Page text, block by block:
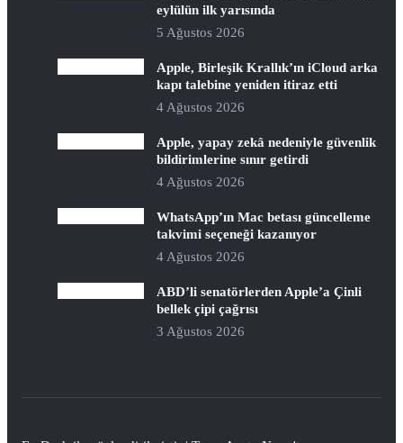
eylülün ilk yarısında
5 Ağustos 2026
Apple, Birleşik Krallık’ın iCloud arka
kapı talebine yeniden itiraz etti
4 Ağustos 2026
Apple, yapay zekâ nedeniyle güvenlik
bildirimlerine sınır getirdi
4 Ağustos 2026
WhatsApp’ın Mac betası güncelleme
takvimi seçeneği kazanıyor
4 Ağustos 2026
ABD’li senatörlerden Apple’a Çinli
bellek çipi çağrısı
3 Ağustos 2026